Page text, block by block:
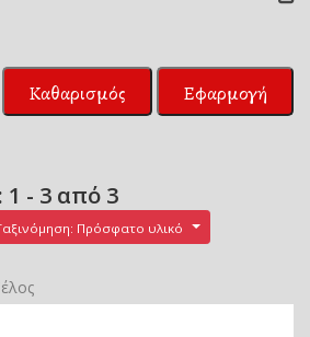
Καθαρισμός Εφαρμογή
- 3 από 3
Πρόσφατο υλικό